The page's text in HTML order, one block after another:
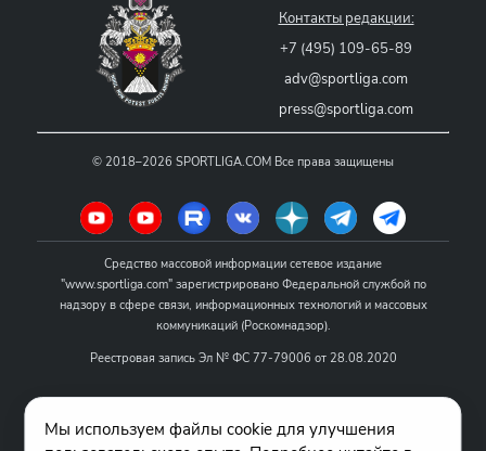
Контакты редакции:
+7 (495) 109-65-89
adv@sportliga.com
press@sportliga.com
© 2018–2026 SPORTLIGA.COM Все права защищены
Средство массовой информации сетевое издание
"www.sportliga.com" зарегистрировано Федеральной службой по
надзору в сфере связи, информационных технологий и массовых
коммуникаций (Роскомнадзор).
Реестровая запись Эл № ФС 77-79006 от 28.08.2020
Название - www.sportliga.com
Учредитель СМИ сетевого издания "www.sportliga.com": ИП Чамин
Мы используем файлы cookie для улучшения